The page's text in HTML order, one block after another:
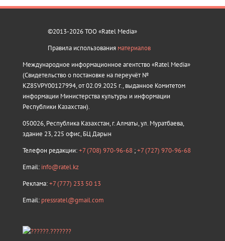
©2013-2026 ТОО «Ratel Media»
Правила использования материалов
Международное информационное агентство «Ratel Media»
(Свидетельство о постановке на переучёт №
KZ85VPY00127994, от 02.09.2025 г., выданное Комитетом
информации Министерства культуры и информации
Республики Казахстан).
050026, Республика Казахстан, г. Алматы, ул. Муратбаева,
здание 23, 225 офис, БЦ Дарын
Телефон редакции:+7 (708) 970-96-68 ;+7 (727) 970-96-68
Email: info@ratel.kz
Реклама:+7 (777) 233 50 13
Email: pressratel@gmail.com